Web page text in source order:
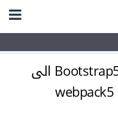
كيفية إضافة Bootstrap5 rtl الى